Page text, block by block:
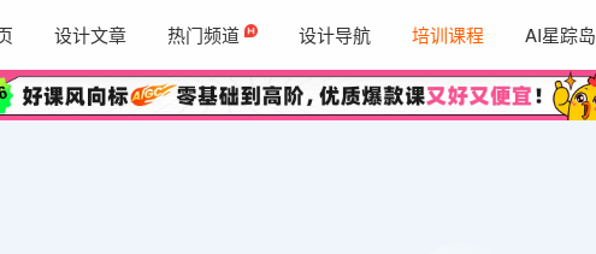
设计文章 热门频道 设计导航 培训课程 AI星踪岛